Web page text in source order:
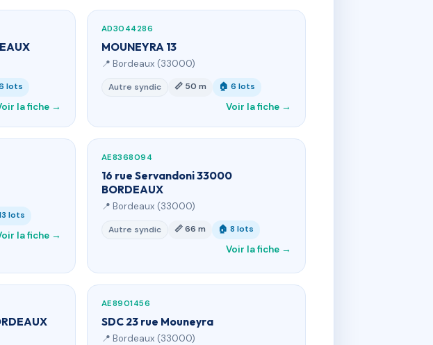
lots
la fiche →
AD3044286
MOUNEYRA 13
📍 Bordeaux (33000)
Autre syndic 📏 50 m 🏠 6 lots
Voir la fiche →
lots
la fiche →
AE8368094
16 rue Servandoni 33000
BORDEAUX
📍 Bordeaux (33000)
Autre syndic 📏 66 m 🏠 8 lots
Voir la fiche →
AE8901456
SDC 23 rue Mouneyra
📍 Bordeaux (33000)